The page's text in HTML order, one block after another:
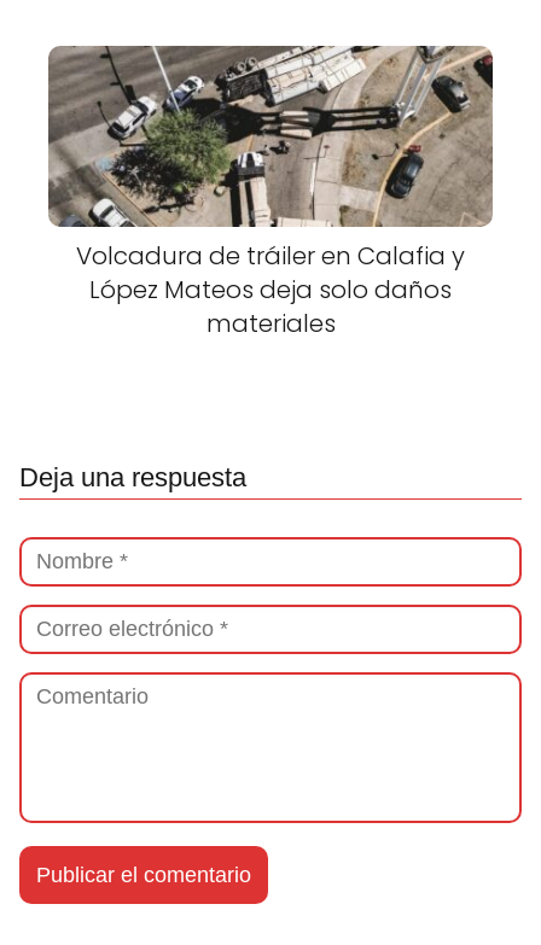
Volcadura de tráiler en Calafia y
López Mateos deja solo daños
materiales
Deja una respuesta